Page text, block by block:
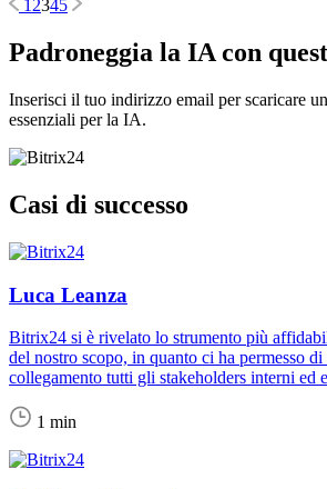
1 2345
Padroneggia la IA con
Inserisci il tuo indirizzo email per scaricare
essenziali per la IA.
Casi di successo
Luca Leanza
Bitrix24 si è rivelato lo strumento più
del nostro scopo, in quanto ci ha permesso di
collegamento tutti gli stakeholders interni ed
1 min